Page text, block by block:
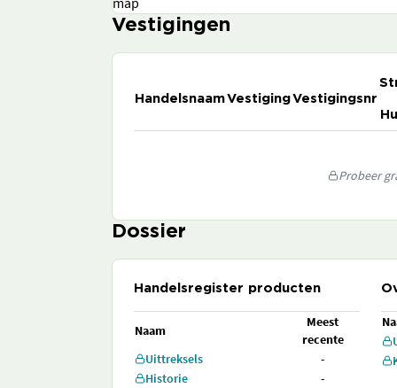
Vestigingen
HandelsnaamVestigingVestigingsnr
Probeer
Dossier
Handelsregister producten
Naam
Meest
recente
Uittreksels
-
Historie
-